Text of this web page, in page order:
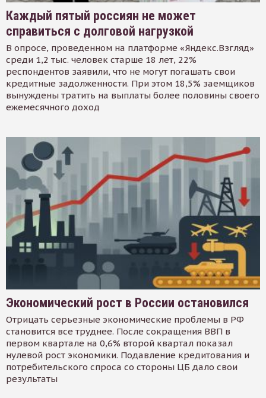
Каждый пятый россиян не может
справиться с долговой нагрузкой
В опросе, проведенном на платформе «Яндекс.Взгляд»
среди 1,2 тыс. человек старше 18 лет, 22%
респондентов заявили, что не могут погашать свои
кредитные задолженности. При этом 18,5% заемщиков
вынуждены тратить на выплаты более половины своего
ежемесячного доход
Экономический рост в России остановился
Отрицать серьезные экономические проблемы в РФ
становится все труднее. После сокращения ВВП в
первом квартале на 0,6% второй квартал показал
нулевой рост экономики. Подавление кредитования и
потребительского спроса со стороны ЦБ дало свои
результаты